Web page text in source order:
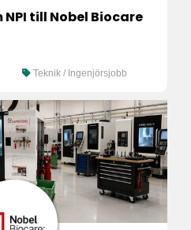
till Nobel Biocare
Teknik / Ingenjörsjobb